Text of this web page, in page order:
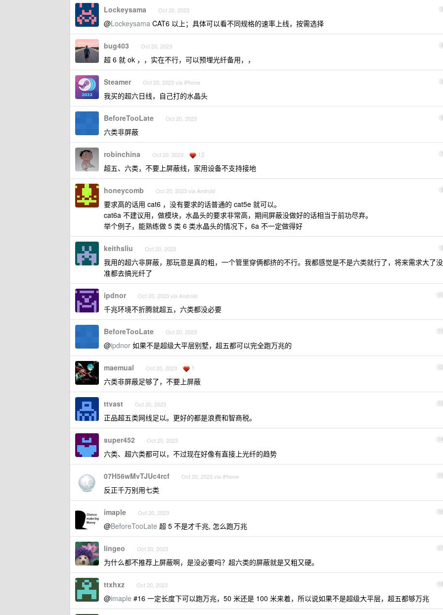
3
Lockeysama Oct 20, 2023
@Lockeysama CAT6 以上；具体可以看不同规格的速率上线，按需选择
4
bug403 Oct 20, 2023
超 6 就 ok ，，实在不行，可以预埋光纤备用，，
5
Steamer Oct 20, 2023 via iPhone
我买的超六日线，自己打的水晶头
6
BeforeTooLate Oct 20, 2023
六类非屏蔽
7
robinchina Oct 20, 2023 12
超五、六类，不要上屏蔽线，家用设备不支持接地
8
honeycomb Oct 20, 2023 via Android
要求高的话用 cat6 ，没有要求的话普通的 cat5e 就可以。
cat6a 不建议用，做模块，水晶头的要求非常高，期间屏蔽没做好的话相当于前功尽弃。
举个例子，能熟练做 5 类 6 类水晶头的情况下，6a 不一定做得好
9
keithsliu Oct 20, 2023
我用的超六非屏蔽，那玩意是真的粗，一个管里穿俩都挤的不行。我都感觉是不是六类就行了，将来需求大了没
准都去搞光纤了
10
ipdnor Oct 20, 2023 via Android
千兆环境不折腾就超五，六类都没必要
11
BeforeTooLate Oct 20, 2023
@ipdnor 如果不是超级大平层别墅，超五都可以完全跑万兆的
12
maemual Oct 20, 2023 1
六类非屏蔽足够了，不要上屏蔽
13
ttvast Oct 20, 2023
正品超五类网线足以。更好的都是浪费和智商税。
14
super452 Oct 20, 2023
六类、超六类都可以，不过现在好像有直接上光纤的趋势
15
07H56wMvTJUc4rcf Oct 20, 2023 via iPhone
反正千万别用七类
16
imaple Oct 20, 2023
@BeforeTooLate 超 5 不是才千兆, 怎么跑万兆
17
lingeo Oct 20, 2023
为什么都不推荐上屏蔽啊，是没必要吗？超六类的屏蔽就是又粗又硬。
18
ttxhxz Oct 20, 2023
@imaple #16 一定长度下可以跑万兆，50 米还是 100 米来着，所以说如果不是超级大平层，超五都够万兆